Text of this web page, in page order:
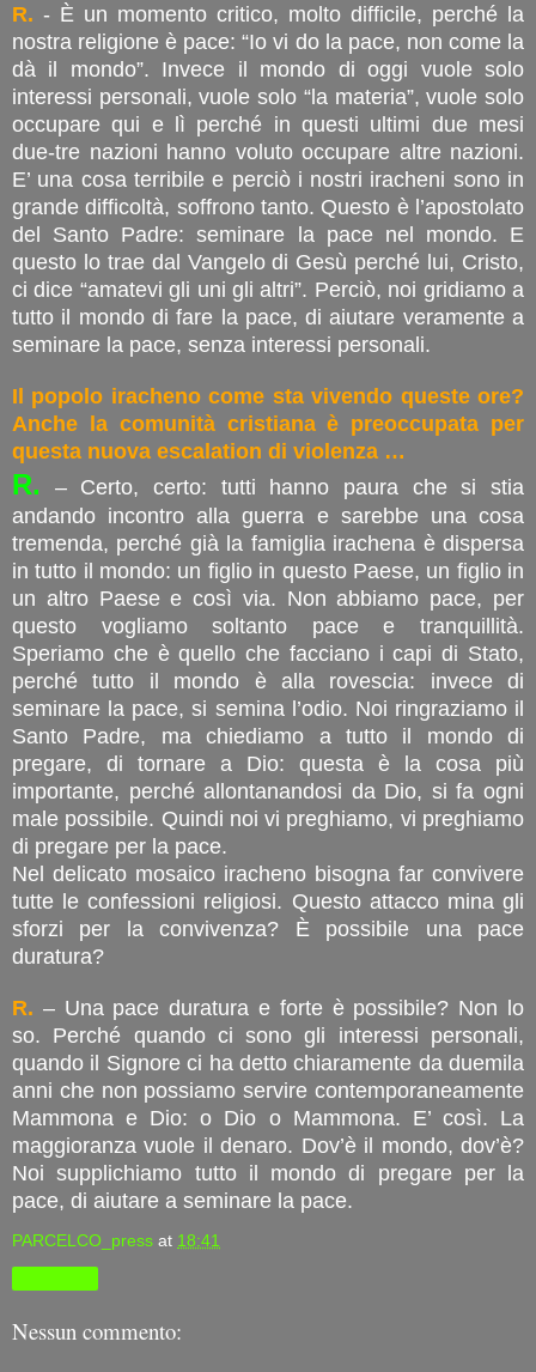
R. - È un momento critico, molto difficile, perché la
nostra religione è pace: “Io vi do la pace, non come la
dà il mondo”. Invece il mondo di oggi vuole solo
interessi personali, vuole solo “la materia”, vuole solo
occupare qui e lì perché in questi ultimi due mesi
due-tre nazioni hanno voluto occupare altre nazioni.
E’ una cosa terribile e perciò i nostri iracheni sono in
grande difficoltà, soffrono tanto. Questo è l’apostolato
del Santo Padre: seminare la pace nel mondo. E
questo lo trae dal Vangelo di Gesù perché lui, Cristo,
ci dice “amatevi gli uni gli altri”. Perciò, noi gridiamo a
tutto il mondo di fare la pace, di aiutare veramente a
seminare la pace, senza interessi personali.
Il popolo iracheno come sta vivendo queste ore?
Anche la comunità cristiana è preoccupata per
questa nuova escalation di violenza …
R. – Certo, certo: tutti hanno paura che si stia
andando incontro alla guerra e sarebbe una cosa
tremenda, perché già la famiglia irachena è dispersa
in tutto il mondo: un figlio in questo Paese, un figlio in
un altro Paese e così via. Non abbiamo pace, per
questo vogliamo soltanto pace e tranquillità.
Speriamo che è quello che facciano i capi di Stato,
perché tutto il mondo è alla rovescia: invece di
seminare la pace, si semina l’odio. Noi ringraziamo il
Santo Padre, ma chiediamo a tutto il mondo di
pregare, di tornare a Dio: questa è la cosa più
importante, perché allontanandosi da Dio, si fa ogni
male possibile. Quindi noi vi preghiamo, vi preghiamo
di pregare per la pace.
Nel delicato mosaico iracheno bisogna far convivere
tutte le confessioni religiosi. Questo attacco mina gli
sforzi per la convivenza? È possibile una pace
duratura?
R. – Una pace duratura e forte è possibile? Non lo
so. Perché quando ci sono gli interessi personali,
quando il Signore ci ha detto chiaramente da duemila
anni che non possiamo servire contemporaneamente
Mammona e Dio: o Dio o Mammona. E’ così. La
maggioranza vuole il denaro. Dov’è il mondo, dov’è?
Noi supplichiamo tutto il mondo di pregare per la
pace, di aiutare a seminare la pace.
PARCELCO_press at 18:41
Nessun commento: